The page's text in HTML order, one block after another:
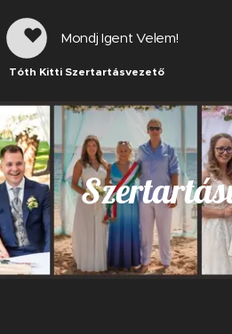
Mondj Igent Velem!
Tóth Kitti Szertartásvezető